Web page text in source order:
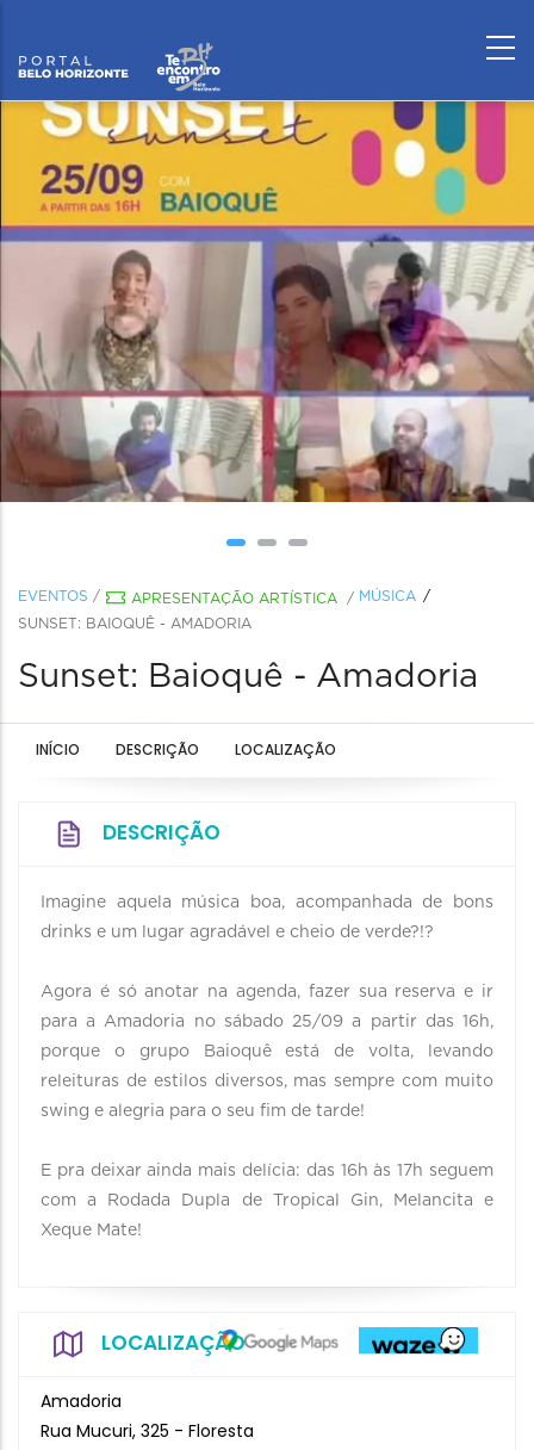
EVENTOS / APRESENTAÇÃO ARTÍSTICA / MÚSICA
SUNSET: BAIOQUÊ - AMADORIA
Sunset: Baioquê - Amadoria
INÍCIO DESCRIÇÃO LOCALIZAÇÃO
DESCRIÇÃO
Imagine aquela música boa, acompanhada de bons
drinks e um lugar agradável e cheio de verde?!? ⠀
Agora é só anotar na agenda, fazer sua reserva e ir
para a Amadoria no sábado 25/09 a partir das 16h,
porque o grupo Baioquê está de volta, levando
releituras de estilos diversos, mas sempre com muito
swing e alegria para o seu fim de tarde!⠀
E pra deixar ainda mais delícia: das 16h às 17h seguem
com a Rodada Dupla de Tropical Gin, Melancita e
Xeque Mate!⠀
LOCALIZAÇÃO
Amadoria
Rua Mucuri, 325 - Floresta